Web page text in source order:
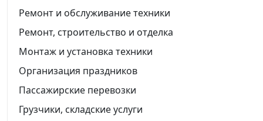
Ремонт и обслуживание техники
Ремонт, строительство и отделка
Монтаж и установка техники
Организация праздников
Пассажирские перевозки
Грузчики, складские услуги